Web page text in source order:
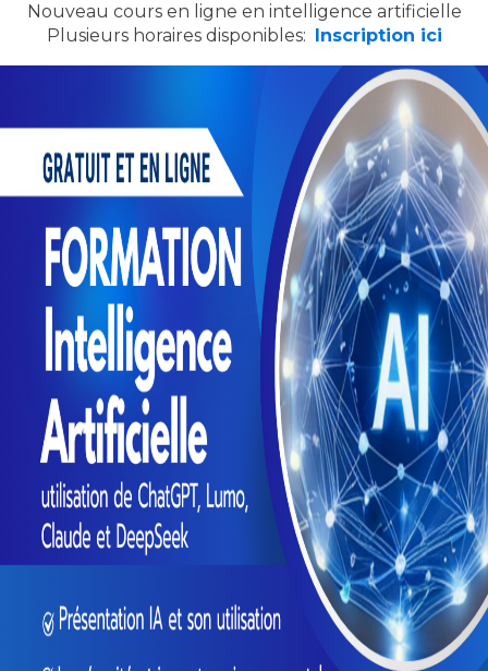
Nouveau cours en ligne en intelligence artificielle
Plusieurs horaires disponibles: Inscription ici